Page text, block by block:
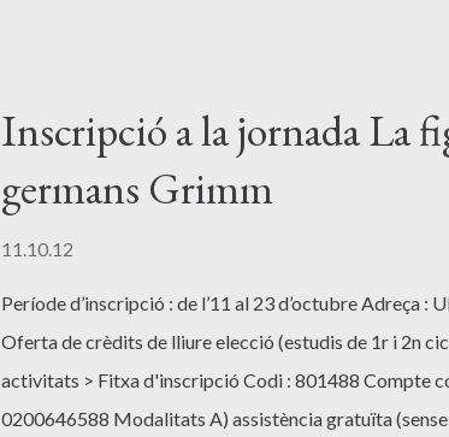
Inscripció a la jornada La
germans Grimm
11.10.12
Període d’inscripció : de l’11 al 23 d’octubre Adreça
Oferta de crèdits de lliure elecció (estudis de 1r i 2n
activitats > Fitxa d'inscripció Codi : 801488 Compte
0200646588 Modalitats A) assistència gratuïta